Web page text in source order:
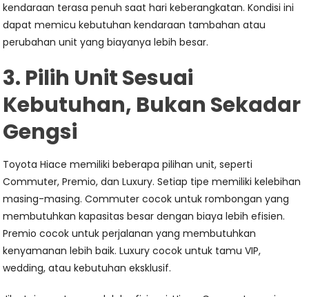
kendaraan terasa penuh saat hari keberangkatan. Kondisi ini
dapat memicu kebutuhan kendaraan tambahan atau
perubahan unit yang biayanya lebih besar.
3. Pilih Unit Sesuai
Kebutuhan, Bukan Sekadar
Gengsi
Toyota Hiace memiliki beberapa pilihan unit, seperti
Commuter, Premio, dan Luxury. Setiap tipe memiliki kelebihan
masing-masing. Commuter cocok untuk rombongan yang
membutuhkan kapasitas besar dengan biaya lebih efisien.
Premio cocok untuk perjalanan yang membutuhkan
kenyamanan lebih baik. Luxury cocok untuk tamu VIP,
wedding, atau kebutuhan eksklusif.